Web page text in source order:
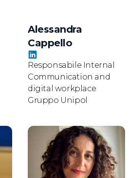
Alessandra
Cappello
Responsabile Internal
Communication and
digital workplace
Gruppo Unipol